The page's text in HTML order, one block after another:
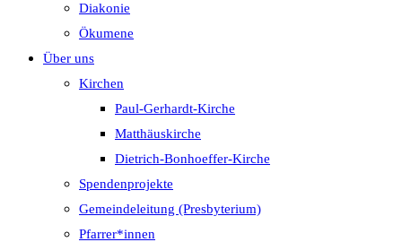
Diakonie
Ökumene
Über uns
Kirchen
Paul-Gerhardt-Kirche
Matthäuskirche
Dietrich-Bonhoeffer-Kirche
Spendenprojekte
Gemeindeleitung (Presbyterium)
Pfarrer*innen